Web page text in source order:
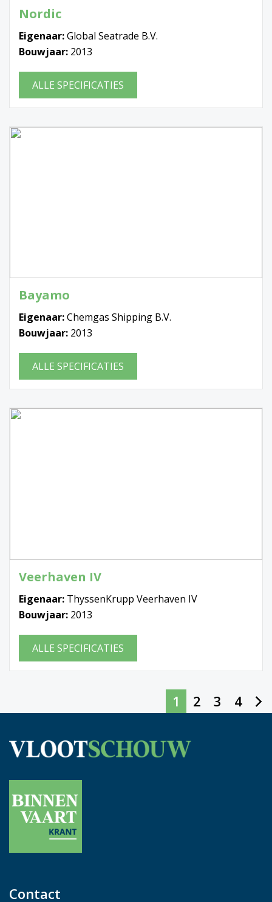
Nordic
Eigenaar:Global Seatrade B.V.
Bouwjaar: 2013
ALLE SPECIFICATIES
Bayamo
Eigenaar:Chemgas Shipping B.V.
Bouwjaar: 2013
ALLE SPECIFICATIES
Veerhaven IV
Eigenaar: ThyssenKrupp Veerhaven IV
Bouwjaar: 2013
ALLE SPECIFICATIES
1 2 3 4
Contact